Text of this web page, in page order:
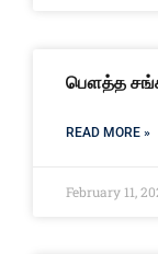
பௌத்த
READ MORE »
February 11,